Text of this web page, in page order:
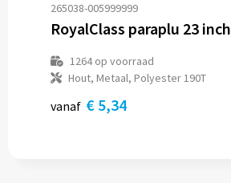
265038-005999999
RoyalClass paraplu 23 inch
1264op voorraad
Hout, Metaal, Polyester 190T
vanaf € 5,34